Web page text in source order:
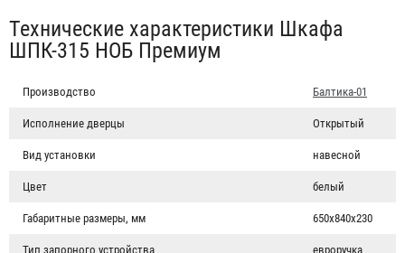
Табы
Технические характеристики Шкафа
ШПК-315 НОБ Премиум
Производство Балтика-01
Исполнение дверцы Открытый
Вид установки навесной
Цвет белый
Габаритные размеры, мм 650х840х230
Тип запорного устройства евроручка